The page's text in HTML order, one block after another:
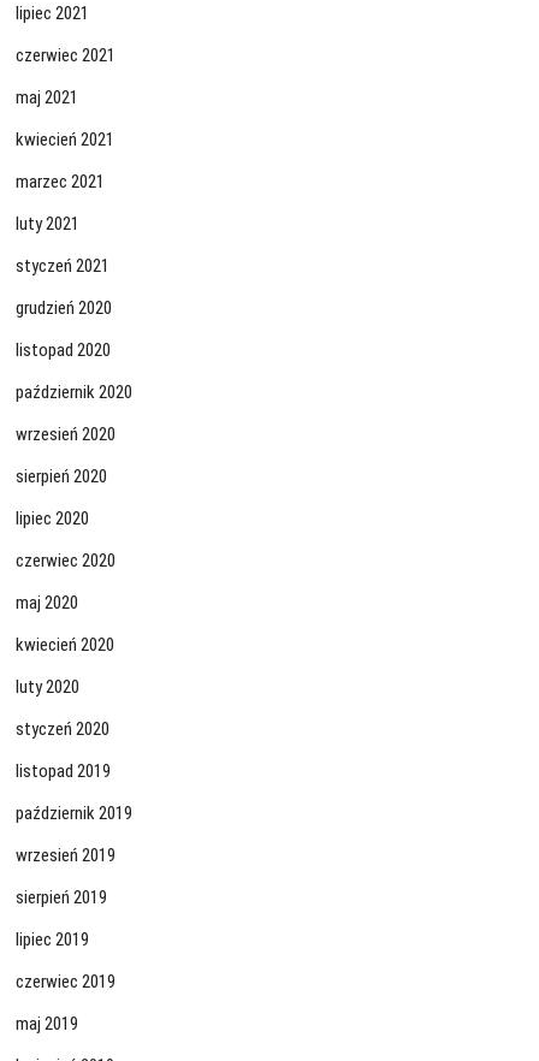
lipiec 2021
czerwiec 2021
maj 2021
kwiecień 2021
marzec 2021
luty 2021
styczeń 2021
grudzień 2020
listopad 2020
październik 2020
wrzesień 2020
sierpień 2020
lipiec 2020
czerwiec 2020
maj 2020
kwiecień 2020
luty 2020
styczeń 2020
listopad 2019
październik 2019
wrzesień 2019
sierpień 2019
lipiec 2019
czerwiec 2019
maj 2019